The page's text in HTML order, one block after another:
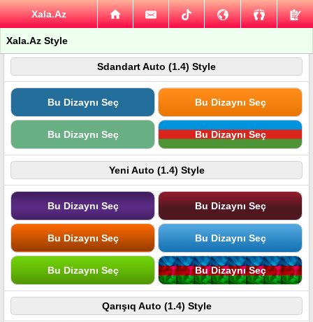
Xala.Az
Xala.Az Style
Sdandart Auto (1.4) Style
Bu Dizaynı Seç Bu Dizaynı Seç
Bu Dizaynı Seç Bu Dizaynı Seç
Yeni Auto (1.4) Style
Bu Dizaynı Seç Bu Dizaynı Seç
Bu Dizaynı Seç Bu Dizaynı Seç
Bu Dizaynı Seç Bu Dizaynı Seç
Qarışıq Auto (1.4) Style